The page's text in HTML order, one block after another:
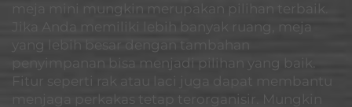
meja mini mungkin merupakan pilihan terbaik.
Jika Anda memiliki lebih banyak ruang, meja
yang lebih besar dengan tambahan
penyimpanan bisa menjadi pilihan yang baik.
Fitur seperti rak atau laci juga dapat membantu
menjaga perkakas tetap terorganisir. Mungkin